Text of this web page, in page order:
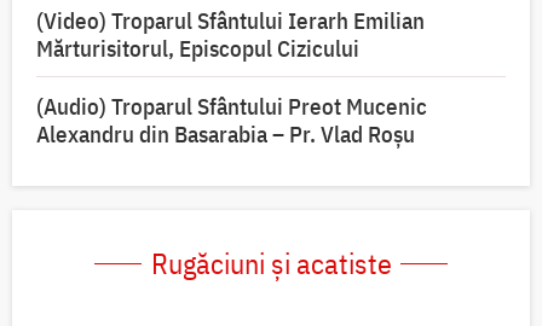
(Video) Troparul Sfântului Ierarh Emilian
Mărturisitorul, Episcopul Cizicului
(Audio) Troparul Sfântului Preot Mucenic
Alexandru din Basarabia – Pr. Vlad Roșu
Rugăciuni și acatiste